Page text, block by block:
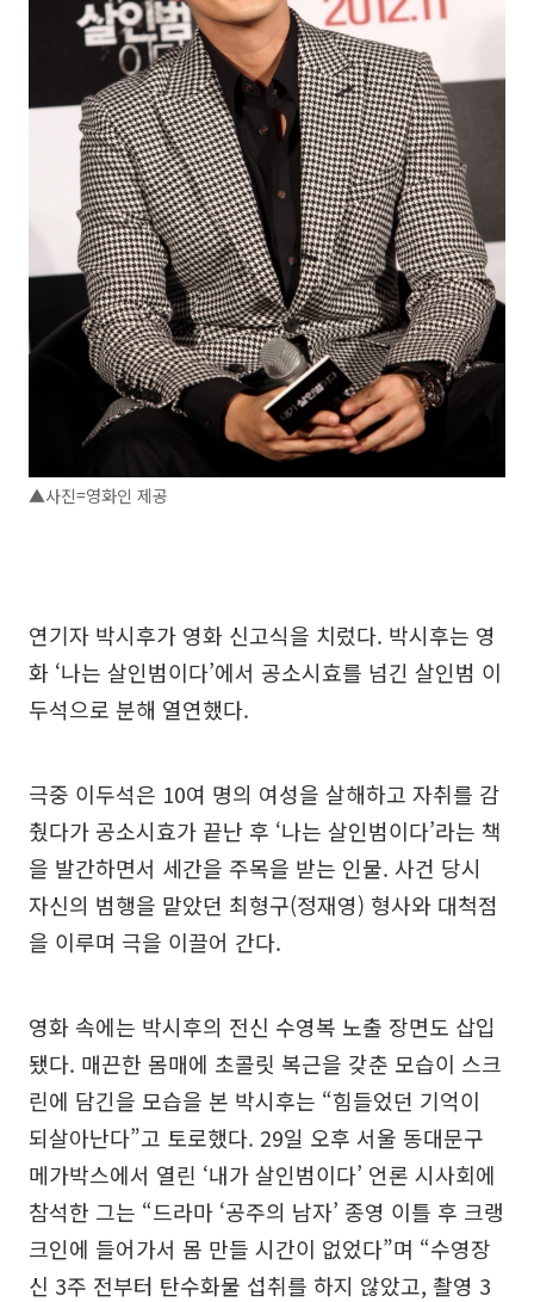
▲사진=영화인 제공
연기자 박시후가 영화 신고식을 치렀다. 박시후는 영
화 ‘나는 살인범이다’에서 공소시효를 넘긴 살인범 이
두석으로 분해 열연했다.
극중 이두석은 10여 명의 여성을 살해하고 자취를 감
췄다가 공소시효가 끝난 후 ‘나는 살인범이다’라는 책
을 발간하면서 세간을 주목을 받는 인물. 사건 당시
자신의 범행을 맡았던 최형구(정재영) 형사와 대척점
을 이루며 극을 이끌어 간다.
영화 속에는 박시후의 전신 수영복 노출 장면도 삽입
됐다. 매끈한 몸매에 초콜릿 복근을 갖춘 모습이 스크
린에 담긴을 모습을 본 박시후는 “힘들었던 기억이
되살아난다”고 토로했다. 29일 오후 서울 동대문구
메가박스에서 열린 ‘내가 살인범이다’ 언론 시사회에
참석한 그는 “드라마 ‘공주의 남자’ 종영 이틀 후 크랭
크인에 들어가서 몸 만들 시간이 없었다”며 “수영장
신 3주 전부터 탄수화물 섭취를 하지 않았고, 촬영 3